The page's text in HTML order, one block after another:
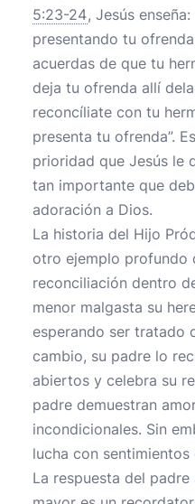
5:23-24, Jesús
presentando tu
acuerdas de que tu
deja tu ofrenda allí
reconcíliate con tu
presenta tu ofrenda”.
prioridad que Jesús le
tan importante que
adoración a Dios.
La historia del Hijo
otro ejemplo profundo
reconciliación dentro
menor malgasta su
esperando ser tratado
cambio, su padre lo
abiertos y celebra su
padre demuestran
incondicionales. Sin
lucha con
La respuesta del